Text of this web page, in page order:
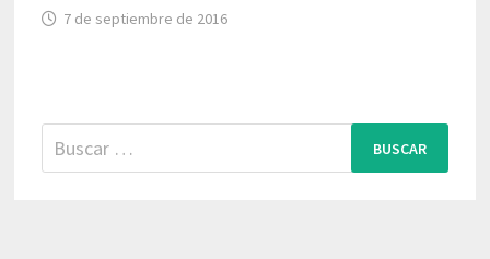
7 de septiembre de 2016
Buscar: